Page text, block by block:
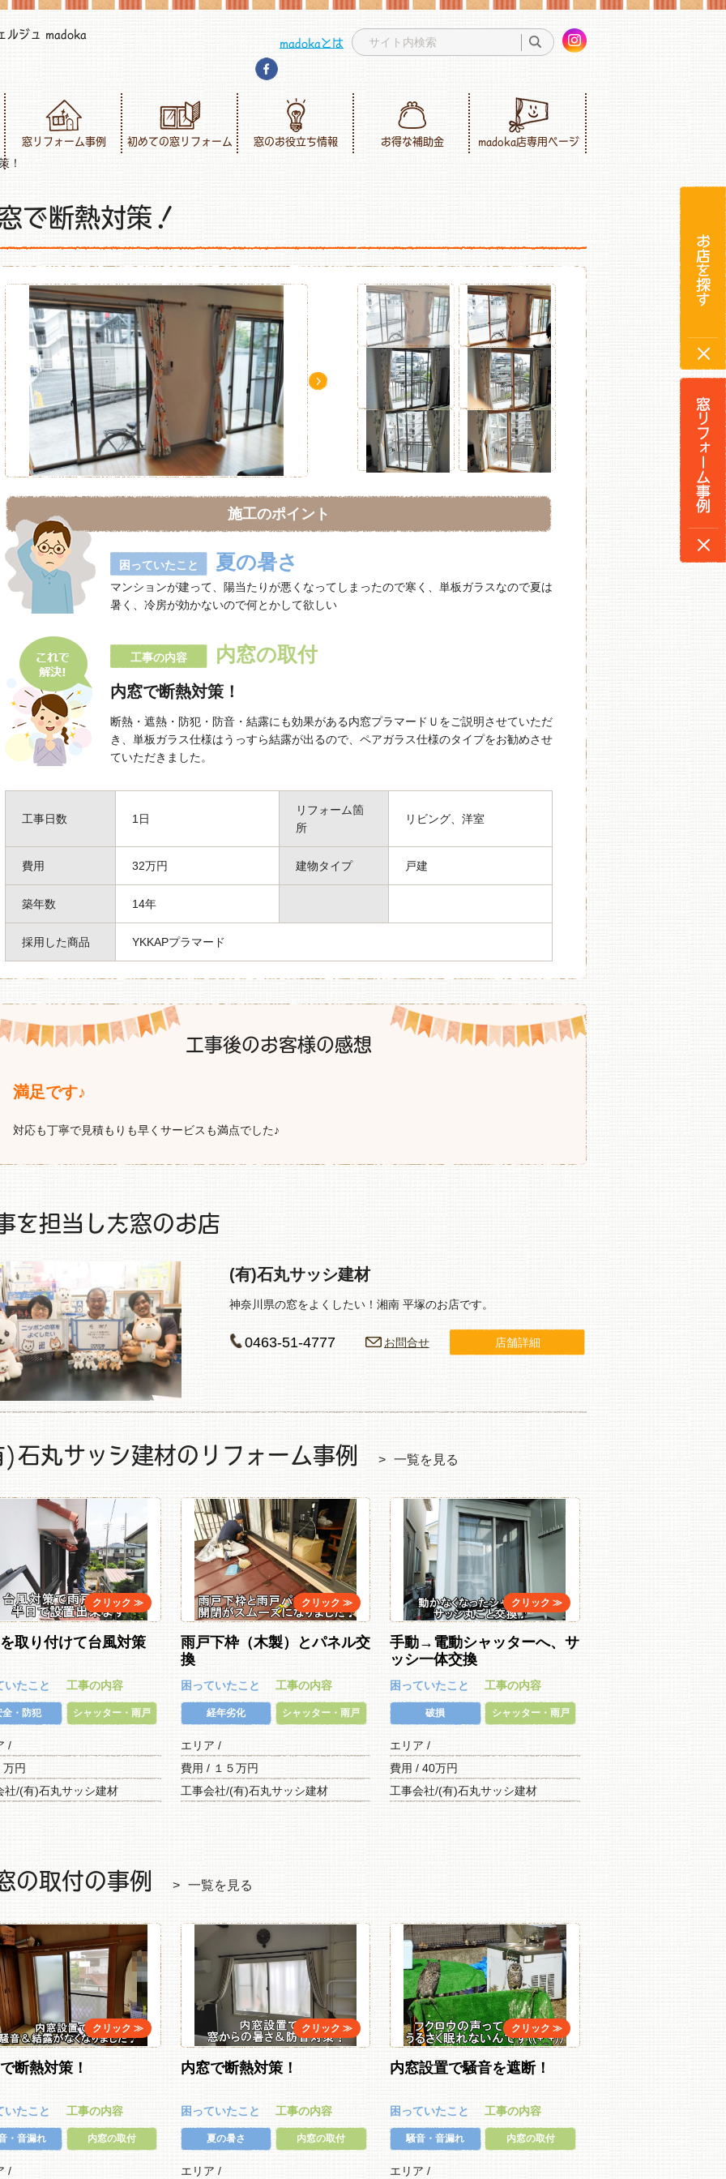
ルジュ madoka madokaとは
窓リフォーム事例 初めての窓リフォーム 窓のお役立ち情報 お得な補助金 madoka店専用ページ
！
で断熱対策！
施工のポイント
困っていたこと 夏の暑さ
マンションが建って、陽当たりが悪くなってしまったので寒く、単板ガラスなので夏は
暑く、冷房が効かないので何とかして欲しい
工事の内容 内窓の取付
内窓で断熱対策！
断熱・遮熱・防犯・防音・結露にも効果がある内窓プラマードＵをご説明させていただ
き、単板ガラス仕様はうっすら結露が出るので、ペアガラス仕様のタイプをお勧めさせ
ていただきました。
工事日数 1日
リフォーム箇
所
リビング、洋室
費用 32万円 建物タイプ 戸建
築年数 14年
採用した商品 YKKAPプラマード
工事後のお客様の感想
満足です♪
対応も丁寧で見積もりも早くサービスも満点でした♪
を担当した窓のお店
(有)石丸サッシ建材
神奈川県の窓をよくしたい！湘南 平塚のお店です。
0463‐51‐4777 お問合せ 店舗詳細
石丸サッシ建材のリフォーム事例 一覧を見る
取り付けて台風対策
いたこと
全・防犯
工事の内容
シャッター・雨戸
/
円
社/(有)石丸サッシ建材
雨戸下枠（木製）とパネル交
換
困っていたこと
経年劣化
工事の内容
シャッター・雨戸
エリア /
費用 / １５万円
工事会社/(有)石丸サッシ建材
手動→電動シャッターへ、サ
ッシ一体交換
困っていたこと
破損
工事の内容
シャッター・雨戸
エリア /
費用 / 40万円
工事会社/(有)石丸サッシ建材
の取付の事例 一覧を見る
断熱対策！
いたこと
・音漏れ
工事の内容
内窓の取付
/
内窓で断熱対策！
困っていたこと
夏の暑さ
工事の内容
内窓の取付
エリア /
内窓設置で騒音を遮断！
困っていたこと
騒音・音漏れ
工事の内容
内窓の取付
エリア /